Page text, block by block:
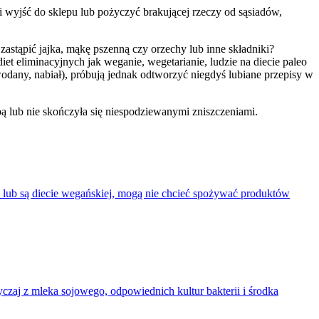
do sklepu lub pożyczyć brakującej rzeczy od sąsiadów,
jajka, mąkę pszenną czy orzechy lub inne składniki?
eliminacyjnych jak weganie, wegetarianie, ludzie na diecie paleo
nabiał), próbują jednak odtworzyć niegdyś lubiane przepisy w
nie skończyła się niespodziewanymi zniszczeniami.
są diecie wegańskiej, mogą nie chcieć spożywać produktów
z mleka sojowego, odpowiednich kultur bakterii i środka